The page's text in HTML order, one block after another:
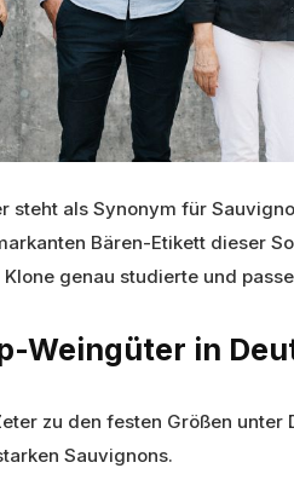
steht als Synonym für
Bären-Etikett dieser
genau studierte und
Weingüter in
zu den festen Größen
Sauvignons.